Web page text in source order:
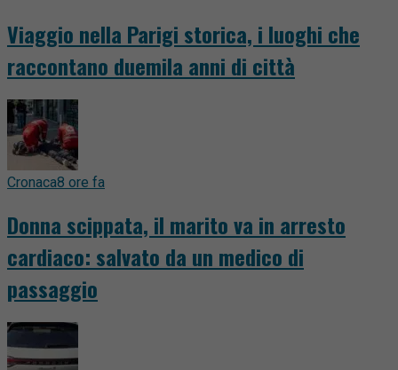
Viaggio nella Parigi storica, i luoghi che
raccontano duemila anni di città
Cronaca8 ore fa
Donna scippata, il marito va in arresto
cardiaco: salvato da un medico di
passaggio